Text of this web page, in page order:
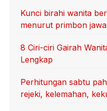
Kunci birahi wanita
menurut primbon
8 Ciri-ciri Gairah
Lengkap
Perhitungan sabtu
rejeki, kelemahan,